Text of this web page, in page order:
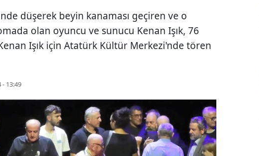
düşerek beyin kanaması geçiren ve o
olan oyuncu ve sunucu Kenan Işık, 76
Işık için Atatürk Kültür Merkezi'nde tören
- 13:49